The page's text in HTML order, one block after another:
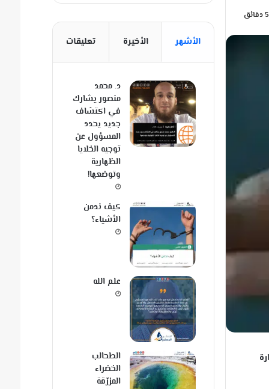
حرارة
الأشهر الأخيرة تعليقات
د. محمد
منصور يشارك
في اكتشاف
جديد يحدد
المسؤول عن
توجيه الخلايا
الظهارية
وتوضعها!
كيف ندمن
الأشياء؟
علم الله
الطحالب
الخضراء
المزرّقة